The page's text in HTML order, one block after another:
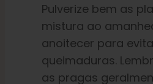
Pulverize bem as
mistura ao
anoitecer para
queimaduras.
as pragas